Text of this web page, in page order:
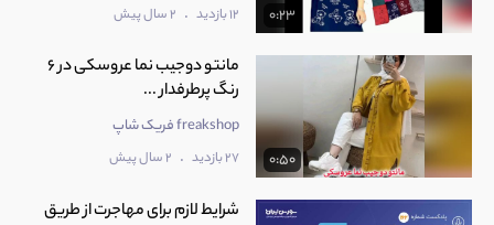
0:23 12 بازدید . 2 سال پیش
0:50
مانتو دوجیب نما عروسکی در 6
رنگ پرطرفدار ...
freakshop فریک شاپ
27 بازدید . 2 سال پیش
شرایط لازم برای مهاجرت از طریق